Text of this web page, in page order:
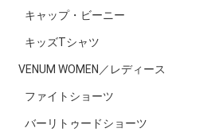
キャップ・ビーニー
キッズTシャツ
VENUM WOMEN／レディース
ファイトショーツ
バーリトゥードショーツ